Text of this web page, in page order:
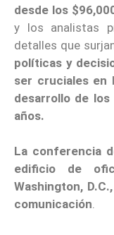
desde los
y los analistas
detalles que
políticas y
ser cruciales en
desarrollo de
años.
La conferencia
edificio de
Washington,
comunicación.